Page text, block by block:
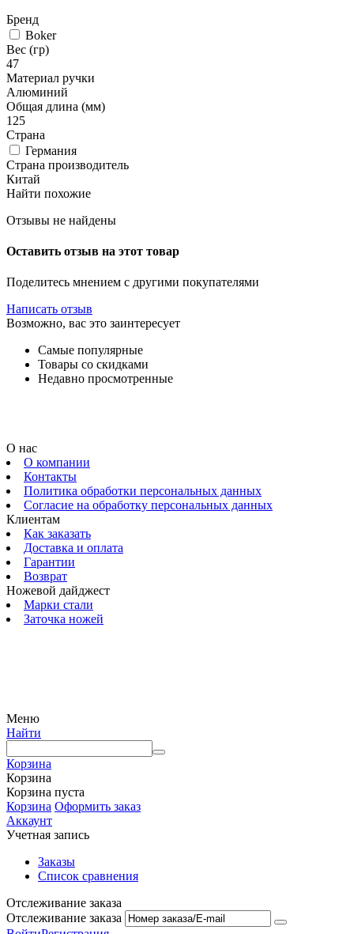
Бренд
Boker
Вес (гр)
47
Материал ручки
Алюминий
Общая длина (мм)
125
Страна
Германия
Страна производитель
Китай
Найти похожие
Отзывы не найдены
Оставить отзыв на этот товар
Поделитесь мнением с другими покупателями
Написать отзыв
Возможно, вас это заинтересует
Самые популярные
Товары со скидками
Недавно просмотренные
О нас
О компании
Контакты
Политика обработки персональных данных
Согласие на обработку персональных данных
Клиентам
Как заказать
Доставка и оплата
Гарантии
Возврат
Ножевой дайджест
Марки стали
Заточка ножей
Меню
Найти
Корзина
Корзина
Корзина пуста
Корзина Оформить заказ
Аккаунт
Учетная запись
Заказы
Список сравнения
Отслеживание заказа
Отслеживание заказа